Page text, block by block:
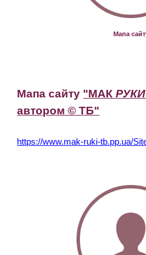
Мапа
Мапа сайту "МАКРУКИ
автором © ТБ"
https://www.mak-ruki-tb.pp.ua/